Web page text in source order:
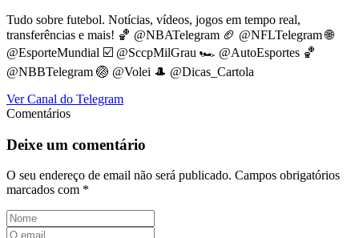
Tudo sobre futebol. Notícias, vídeos, jogos em tempo real,
transferências e mais! 🏀 @NBATelegram 🏈 @NFLTelegram 🌐
@EsporteMundial ☑️ @SccpMilGrau 🏎 @AutoEsportes 🏀
@NBBTelegram 🏐 @Volei 🎩 @Dicas_Cartola
Ver Canal do Telegram
Comentários
Deixe um comentário
O seu endereço de email não será publicado. Campos obrigatórios
marcados com *